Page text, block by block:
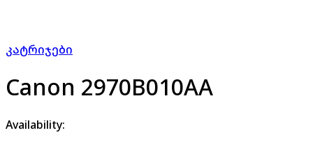
კატრიჯები
Canon 2970B010AA
Availability: